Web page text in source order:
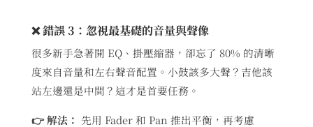
❌ 錯誤 3：忽視最基礎的音量與聲像
很多新手急著開 EQ、掛壓縮器，卻忘了 80% 的清晰
度來自音量和左右聲音配置。小鼓該多大聲？吉他該
站左邊還是中間？這才是首要任務。
👉 解法： 先用 Fader 和 Pan 推出平衡，再考慮